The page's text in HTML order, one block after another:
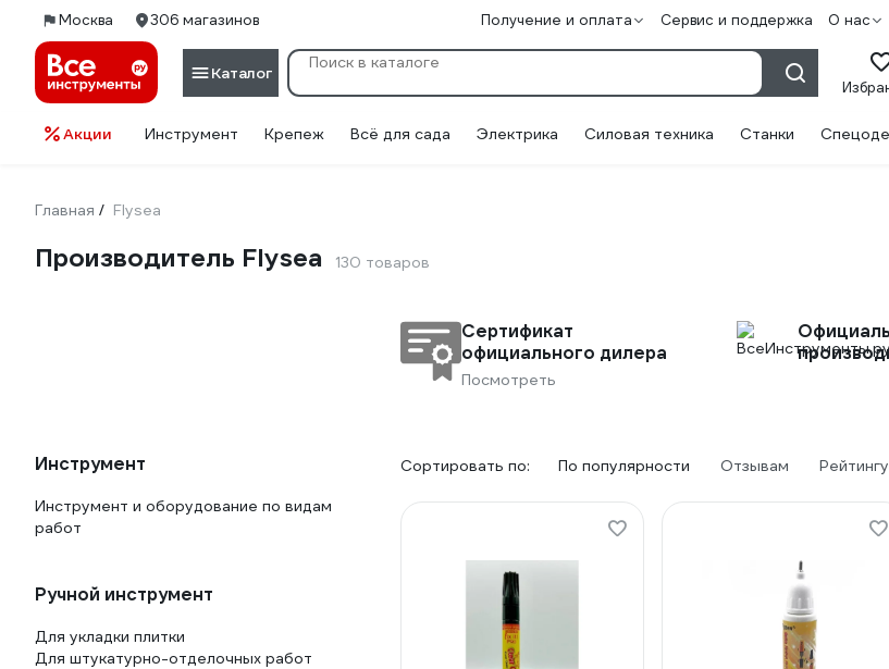
Москва 306 магазинов Получение и оплата Сервис и поддержка О нас
Каталог
Акции Инструмент Крепеж Всё для сада Электрика Силовая техника Станки
Главная / Flysea
Производитель Flysea 130 товаров
Сертификат
официального дилера
Посмотреть
Инструмент
Инструмент и оборудование по видам
работ
Ручной инструмент
Для укладки плитки
Для штукатурно-отделочных работ
Сортировать по: По популярности Отзывам Рейтингу